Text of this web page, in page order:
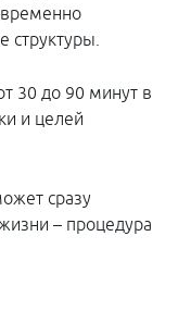
структуры.
30 до 90 минут в
и целей
сразу
– процедура